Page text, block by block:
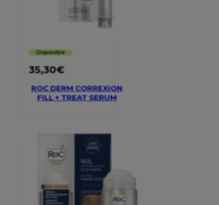
Disponible
35,30€
ROC DERM CORREXION
FILL + TREAT SERUM